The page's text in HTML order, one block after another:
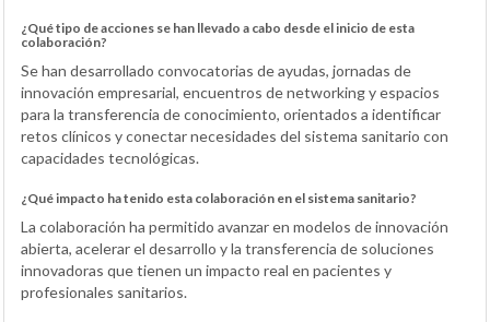
¿Qué tipo de acciones se han llevado a cabo desde el inicio de esta
colaboración?
Se han desarrollado convocatorias de ayudas, jornadas de
innovación empresarial, encuentros de networking y espacios
para la transferencia de conocimiento, orientados a identificar
retos clínicos y conectar necesidades del sistema sanitario con
capacidades tecnológicas.
¿Qué impacto ha tenido esta colaboración en el sistema sanitario?
La colaboración ha permitido avanzar en modelos de innovación
abierta, acelerar el desarrollo y la transferencia de soluciones
innovadoras que tienen un impacto real en pacientes y
profesionales sanitarios.